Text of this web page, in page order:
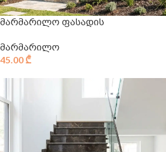
მარმარილო ფასადის
მარმარილო
45.00 ₾